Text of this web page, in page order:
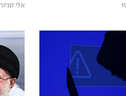
אלי סניור